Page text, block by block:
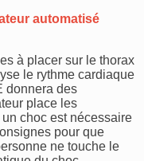
automatisé
à placer sur le thorax
le rythme cardiaque
donnera des
place les
choc est nécessaire
pour que
ne touche le